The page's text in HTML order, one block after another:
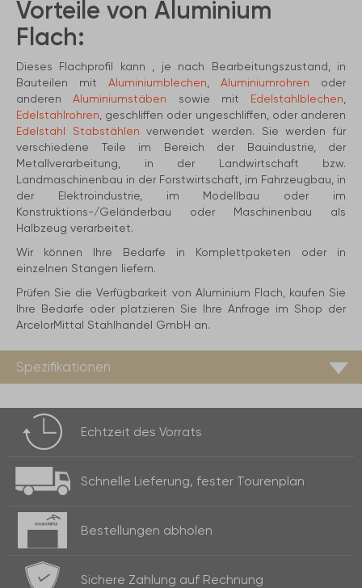
Vorteile von Aluminium
Flach:
Dieses Flachprofil kann , je nach Bearbeitungszustand, in
Bauteilen mit Aluminiumblechen Aluminiumrohren oder
anderenAluminiumstäben sowie mit Edelstahlblechen
Edelstahlrohren , geschliffen oder ungeschliffen, oder anderen
Edelstahl Stabstählen verwendet werden. Sie werden für
verschiedene Teile im Bereich der Bauindustrie, der
Metallverarbeitung, in der Landwirtschaft bzw.
Landmaschinenbau in der Forstwirtschaft, im Fahrzeugbau, in
der Elektroindustrie, im Modellbau oder im
Konstruktions-/Geländerbau oder Maschinenbau als
Halbzeug verarbeitet.
Wir können Ihre Bedarfe in Komplettpaketen oder in
einzelnen Stangen liefern.
Prüfen Sie die Verfügbarkeit von Aluminium Flach, kaufen Sie
Ihre Bedarfe oder platzieren Sie Ihre Anfrage im Shop der
ArcelorMittal Stahlhandel GmbH an.
Spezifikationen
Echtzeit des Vorrats
Schnelle Lieferung, fester Tourenplan
Bestellungen abholen
Sichere Zahlung auf Rechnung